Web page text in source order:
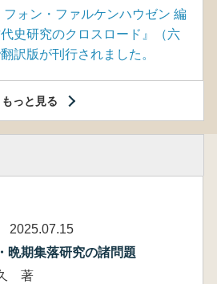
ォン・ファルケンハウゼン 編
史研究のクロスロード』（六
訳版が刊行されました。
もっと見る
2025.07.15
晩期集落研究の諸問題
著